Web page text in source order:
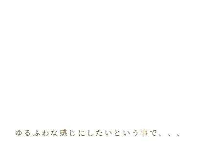
ゆるふわな感じにしたいという事で、、、